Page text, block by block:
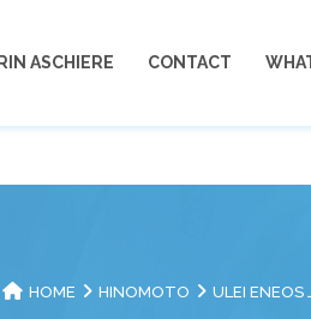
ASCHIERE CONTACT
HOME HINOMOTO ULEI ENEOS